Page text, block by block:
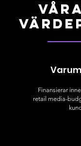
Finansierar
retail media-